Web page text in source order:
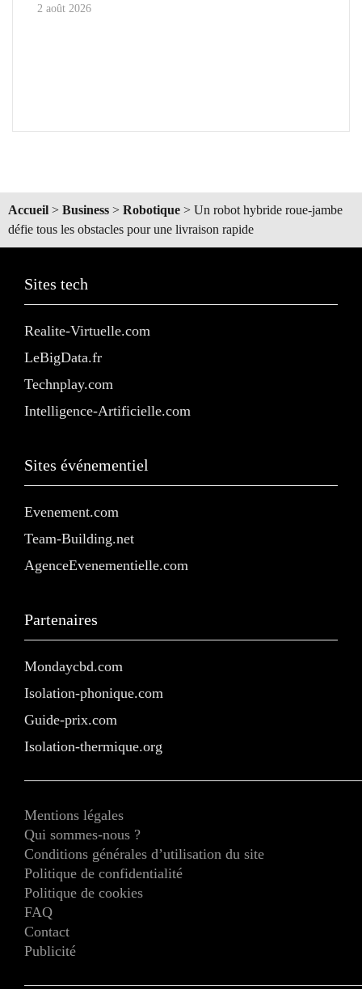
2 août 2026
Accueil > Business > Robotique > Un robot hybride roue-jambe
défie tous les obstacles pour une livraison rapide
Sites tech
Realite-Virtuelle.com
LeBigData.fr
Technplay.com
Intelligence-Artificielle.com
Sites événementiel
Evenement.com
Team-Building.net
AgenceEvenementielle.com
Partenaires
Mondaycbd.com
Isolation-phonique.com
Guide-prix.com
Isolation-thermique.org
Mentions légales
Qui sommes-nous ?
Conditions générales d’utilisation du site
Politique de confidentialité
Politique de cookies
FAQ
Contact
Publicité